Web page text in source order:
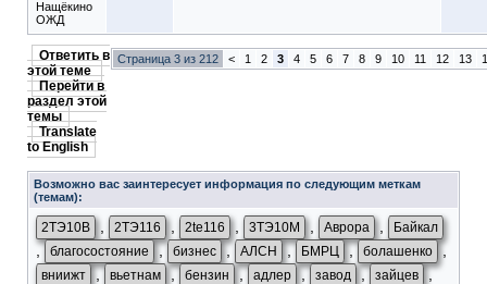
Нащёкино
ОЖД
Ответить в
этой теме
Перейти в
раздел этой
темы
Translate
to English
Страница 3 из 212 < 1 2 3 4 5 6 7 8 9 10 11 12 13
Возможно вас заинтересует информация по следующим меткам
(темам):
2ТЭ10В 2ТЭ116 2te116 3ТЭ10М Аврора Байкал
, благосостояние , бизнес , АЛСН , БМРЦ , болашенко
вниижт , вьетнам , бензин , адлер , завод , зайцев ,